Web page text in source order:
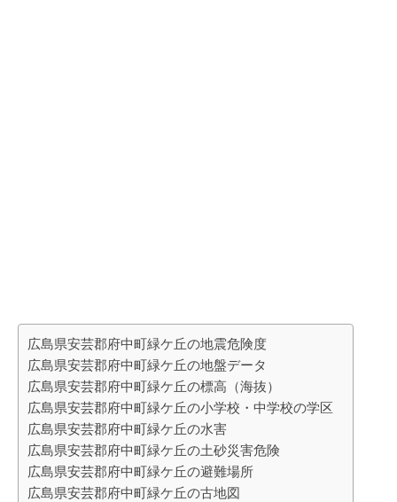
広島県安芸郡府中町緑ケ丘の地震危険度
広島県安芸郡府中町緑ケ丘の地盤データ
広島県安芸郡府中町緑ケ丘の標高（海抜）
広島県安芸郡府中町緑ケ丘の小学校・中学校の学区
広島県安芸郡府中町緑ケ丘の水害
広島県安芸郡府中町緑ケ丘の土砂災害危険
広島県安芸郡府中町緑ケ丘の避難場所
広島県安芸郡府中町緑ケ丘の古地図